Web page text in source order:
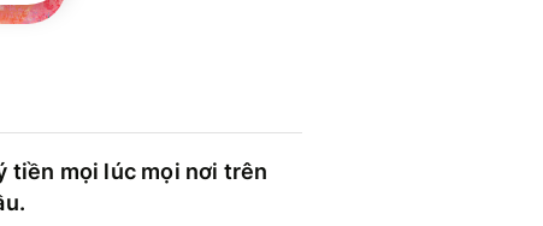
tiền mọi lúc mọi nơi trên